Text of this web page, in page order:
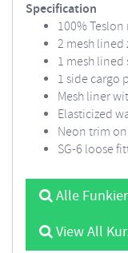
Specification
100%
2 mesh
1 mesh
1 side cargo
Mesh liner
Elasticized
Neon trim
SG-6 loose
Alle
View All